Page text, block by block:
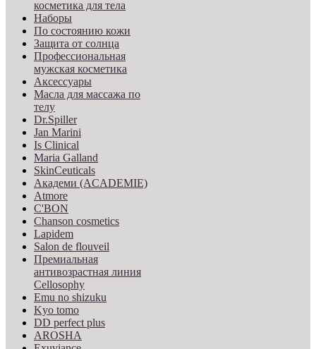
косметика для тела
Наборы
По состоянию кожи
Защита от солнца
Профессиональная
мужская косметика
Аксессуары
Масла для массажа по
телу
Dr.Spiller
Jan Marini
Is Clinical
Maria Galland
SkinCeuticals
Академи (ACADEMIE)
Atmore
C'BON
Chanson cosmetics
Lapidem
Salon de flouveil
Премиальная
антивозрастная линия
Cellosophy
Emu no shizuku
Kyo tomo
DD perfect plus
AROSHA